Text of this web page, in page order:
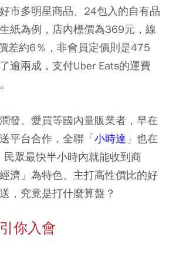
市多明星商品、24包入的自有品
紙為例，店內標價為369元，線
差約6％，非會員定價則是475
逾兩成，支付Uber Eats的運費
發、愛買等國內量販業者，早在
平台合作，全聯「小時達 」也在
眾最快半小時內就能收到商
濟」為特色、主打高性價比的好
，究竟是打什麼算盤？
你入會